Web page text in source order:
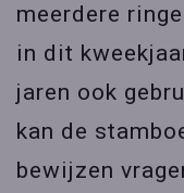
meerdere
in dit
jaren ook
kan de
bewijzen